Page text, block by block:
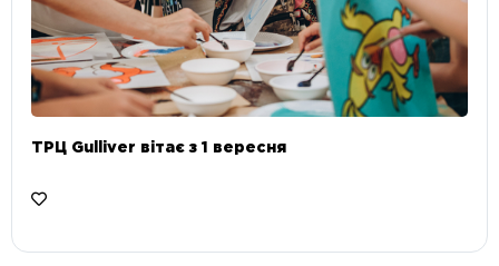
ТРЦ Gulliver вітає з 1 вересня